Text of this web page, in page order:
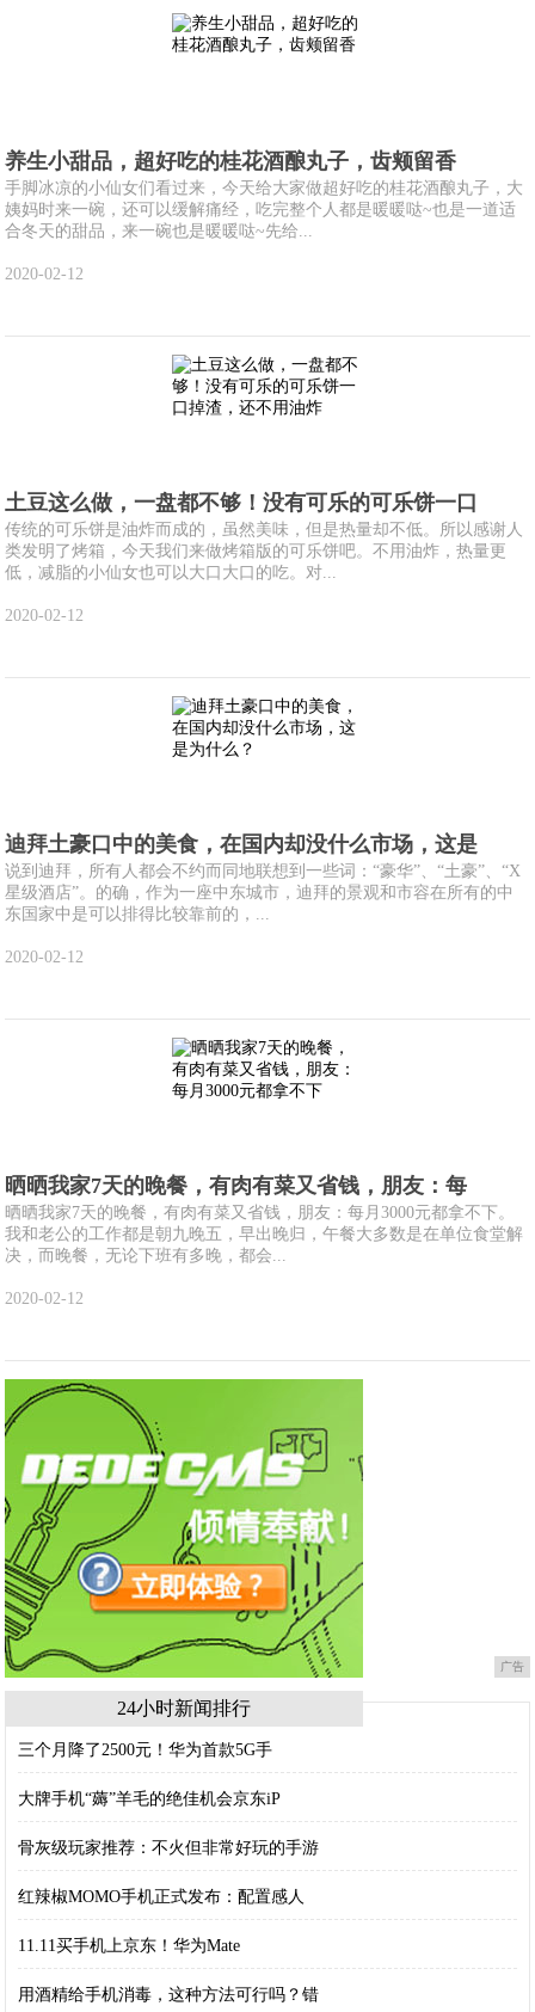
养生小甜品，超好吃的桂花酒酿丸子，齿颊留香
手脚冰凉的小仙女们看过来，今天给大家做超好吃的桂花酒酿丸子，大
姨妈时来一碗，还可以缓解痛经，吃完整个人都是暖暖哒~也是一道适
合冬天的甜品，来一碗也是暖暖哒~先给...
2020-02-12
土豆这么做，一盘都不够！没有可乐的可乐饼一口
传统的可乐饼是油炸而成的，虽然美味，但是热量却不低。所以感谢人
类发明了烤箱，今天我们来做烤箱版的可乐饼吧。不用油炸，热量更
低，减脂的小仙女也可以大口大口的吃。对...
2020-02-12
迪拜土豪口中的美食，在国内却没什么市场，这是
说到迪拜，所有人都会不约而同地联想到一些词：“豪华”、“土豪”、“X
星级酒店”。的确，作为一座中东城市，迪拜的景观和市容在所有的中
东国家中是可以排得比较靠前的，...
2020-02-12
晒晒我家7天的晚餐，有肉有菜又省钱，朋友：每
晒晒我家7天的晚餐，有肉有菜又省钱，朋友：每月3000元都拿不下。
我和老公的工作都是朝九晚五，早出晚归，午餐大多数是在单位食堂解
决，而晚餐，无论下班有多晚，都会...
2020-02-12
广告
24小时新闻排行
三个月降了2500元！华为首款5G手
大牌手机“薅”羊毛的绝佳机会京东iP
骨灰级玩家推荐：不火但非常好玩的手游
红辣椒MOMO手机正式发布：配置感人
11.11买手机上京东！华为Mate
用酒精给手机消毒，这种方法可行吗？错